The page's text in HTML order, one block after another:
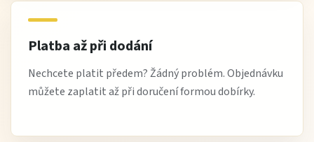
Platba až při dodání
Nechcete platit předem? Žádný problém. Objednávku
můžete zaplatit až při doručení formou dobírky.